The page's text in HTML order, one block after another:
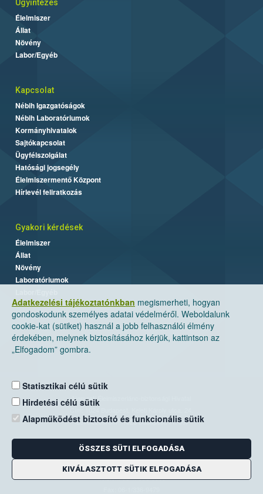
Adatkezelési tájékoztatónkban megismerheti, hogyan
gondoskodunk személyes adatai védelméről. Weboldalunk
cookie-kat (sütiket) használ a jobb felhasználói élmény
érdekében, melynek biztosításához kérjük, kattintson az
„Elfogadom” gombra.
Statisztikai célú sütik
Hirdetési célú sütik
Alapműködést biztosító és funkcionális sütik
ÖSSZES SÜTI ELFOGADÁSA
KIVÁLASZTOTT SÜTIK ELFOGADÁSA
Ügyintézés
Élelmiszer
Állat
Növény
Labor/Egyéb
Kapcsolat
Nébih Igazgatóságok
Nébih Laboratóriumok
Kormányhivatalok
Sajtókapcsolat
Ügyfélszolgálat
Hatósági jogsegély
Élelmiszermentő Központ
Hírlevél feliratkozás
Gyakori kérdések
Élelmiszer
Állat
Növény
Laboratóriumok
Nemzeti Élelmiszerlánc-biztonsági Hivatal
Levelezési cím: 1525 Budapest. Pf. 30.
E-mail:ugyfelszolgalat@nebih.gov.hu
Zöld szám: 06-80/263-244
Telefon: 06-1/ 336-9000